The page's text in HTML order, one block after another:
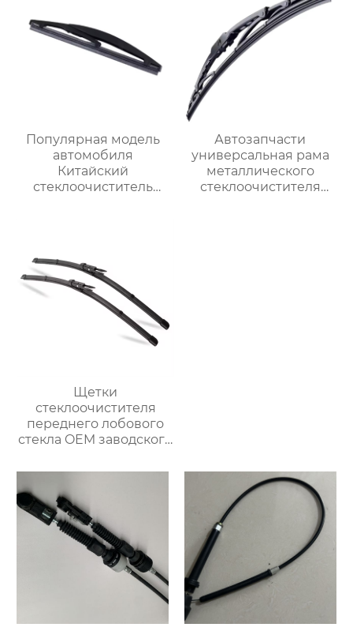
Популярная модель
автомобиля
Китайский
стеклоочиститель
стеклоочистителя
Автозапчасти
универсальная рама
металлического
стеклоочистителя
Щетки
стеклоочистителя
переднего лобового
стекла OEM заводского
многофункциональный
стеклоочиститель
лобового стекла